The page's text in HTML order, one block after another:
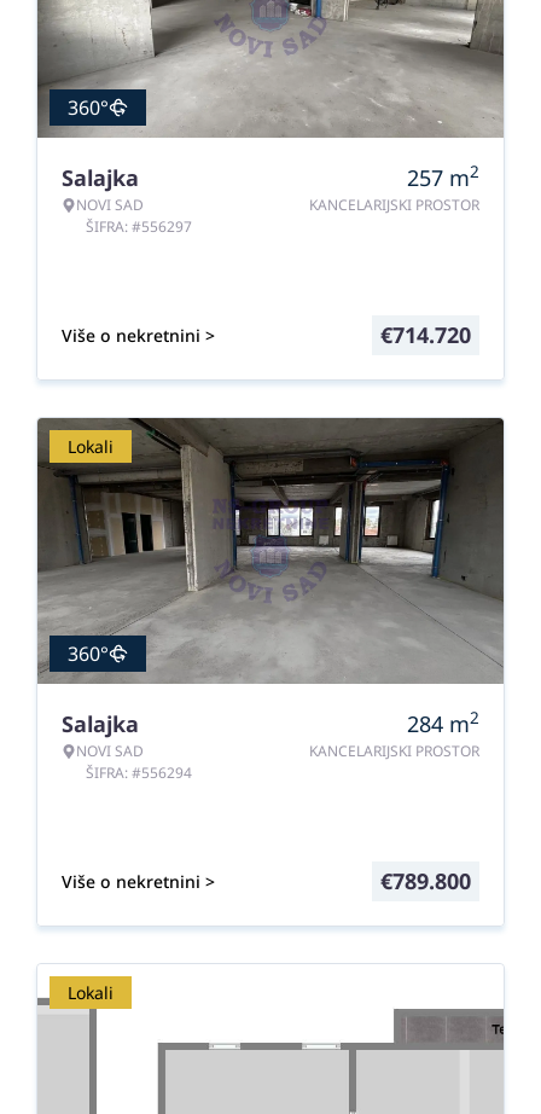
360°
Salajka
NOVI SAD
ŠIFRA: #556297
257 m2
KANCELARIJSKI PROSTOR
Više o nekretnini > €714.720
Lokali
360°
Salajka
NOVI SAD
ŠIFRA: #556294
284 m2
KANCELARIJSKI PROSTOR
Više o nekretnini > €789.800
Lokali